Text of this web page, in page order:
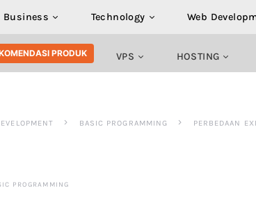
Business Technology Web
PRODUK VPS HOSTING
BASIC PROGRAMMING
PERBEDAAN
PROGRAMMING